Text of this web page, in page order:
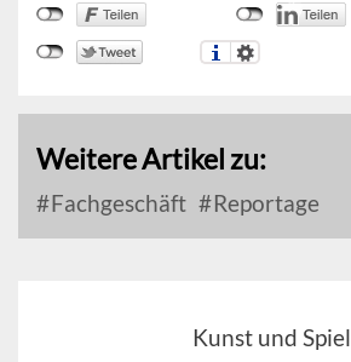
Weitere Artikel zu:
Fachgeschäft Reportage
Kunst und Spiel